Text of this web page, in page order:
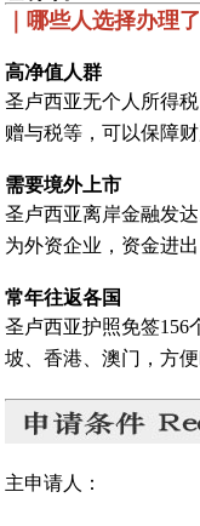
｜哪些人选择办理
高净值人群
圣卢西亚无个人所得
赠与税等，可以保障
需要境外上市
圣卢西亚离岸金融发
为外资企业，资金进
常年往返各国
圣卢西亚护照免签156
坡、香港、澳门，方
主申请人：